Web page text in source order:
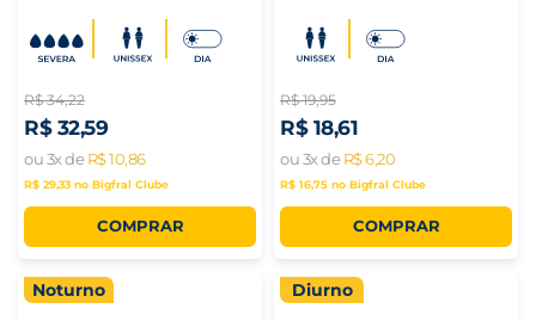
R$ 34,22
R$ 32,59
ou3x de R$10,86
R$ 29,33 no Bigfral Clube
COMPRAR
R$ 19,95
R$ 18,61
ou3x de R$6,20
R$ 16,75 no Bigfral Clube
COMPRAR
Noturno Diurno